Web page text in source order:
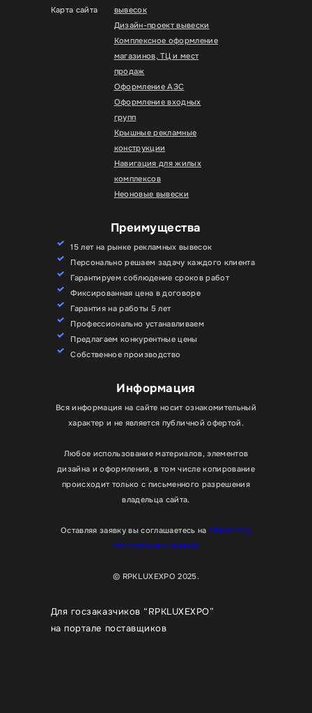
Карта сайта
вывесок
Дизайн-проект вывески
Комплексное оформление
магазинов, ТЦ и мест
продаж
Оформление АЗС
Оформление входных
групп
Крышные рекламные
конструкции
Навигация для жилых
комплексов
Неоновые вывески
Преимущества
15 лет на рынке рекламных вывесок
Персонально решаем задачу каждого клиента
Гарантируем соблюдение сроков работ
Фиксированная цена в договоре
Гарантия на работы 5 лет
Профессионально устанавливаем
Предлагаем конкурентные цены
Собственное производство
Информация
Вся информация на сайте носит ознакомительный
характер и не является публичной офертой.
Любое использование материалов, элементов
дизайна и оформления, в том числе копирование
происходит только с письменного разрешения
владельца сайта.
Оставляя заявку вы соглашаетесь на обработку
персональных данных
© RPKLUXEXPO 2025.
Для госзаказчиков “RPKLUXEXPO”
на портале поставщиков